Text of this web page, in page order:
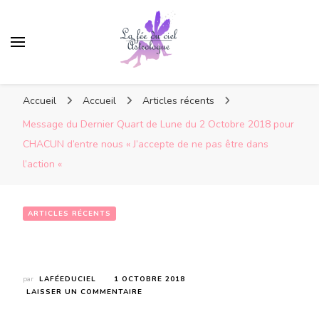
Accueil Accueil
Articles récents
Message du Dernier Quart de Lune du 2 Octobre 2018 pour
CHACUN d’entre nous « J’accepte de ne pas être dans
l’action «
ARTICLES RÉCENTS
par LAFÉEDUCIEL
1 OCTOBRE 2018
LAISSER UN COMMENTAIRE